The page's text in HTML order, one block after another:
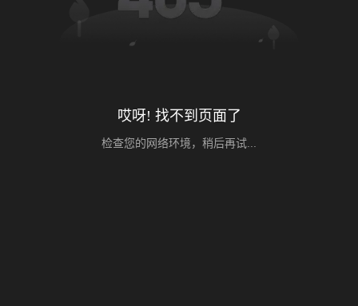
哎呀! 找不到页面了
检查您的网络环境，稍后再试...